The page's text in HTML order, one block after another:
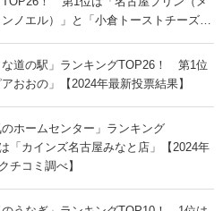
ノエル）」と「小倉トーストチーズケ
な道の駅」ランキングTOP26！ 第1位
おおの」【2024年最新投票結果】
のホームセンター」ランキング
「カインズ名古屋みなと店」【2024年
チコミ調べ】